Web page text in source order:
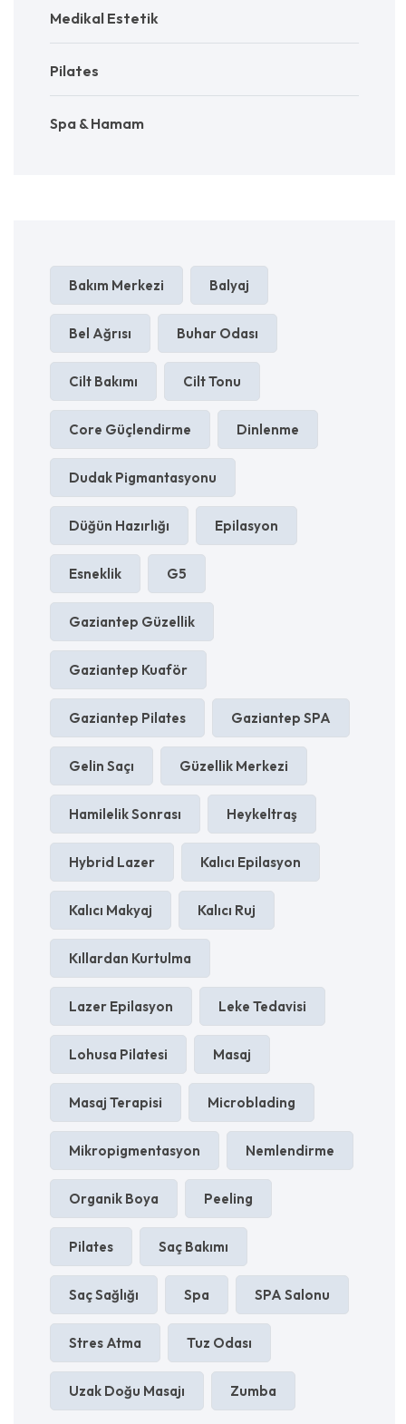
Medikal Estetik
Pilates
Spa & Hamam
Bakım Merkezi Balyaj
Bel Ağrısı Buhar Odası
Cilt Bakımı Cilt Tonu
Core Güçlendirme Dinlenme
Dudak Pigmantasyonu
Düğün Hazırlığı Epilasyon
Esneklik G5
Gaziantep Güzellik
Gaziantep Kuaför
Gaziantep Pilates Gaziantep SPA
Gelin Saçı Güzellik Merkezi
Hamilelik Sonrası Heykeltraş
Hybrid Lazer Kalıcı Epilasyon
Kalıcı Makyaj Kalıcı Ruj
Kıllardan Kurtulma
Lazer Epilasyon Leke Tedavisi
Lohusa Pilatesi Masaj
Masaj Terapisi Microblading
Mikropigmentasyon Nemlendirme
Organik Boya Peeling
Pilates Saç Bakımı
Saç Sağlığı Spa SPA Salonu
Stres Atma Tuz Odası
Uzak Doğu Masajı Zumba